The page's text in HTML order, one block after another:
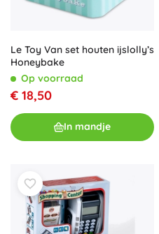
Le Toy Van set houten ijslolly’s
Honeybake
Op voorraad
€ 18,50
In mandje